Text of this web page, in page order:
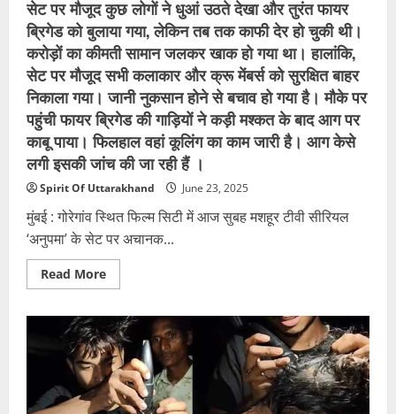
सेट पर मौजूद कुछ लोगों ने धुआं उठते देखा और तुरंत फायर
ब्रिगेड को बुलाया गया, लेकिन तब तक काफी देर हो चुकी थी।
करोड़ों का कीमती सामान जलकर खाक हो गया था। हालांकि,
सेट पर मौजूद सभी कलाकार और क्रू मेंबर्स को सुरक्षित बाहर
निकाला गया। जानी नुकसान होने से बचाव हो गया है। मौके पर
पहुंची फायर ब्रिगेड की गाड़ियों ने कड़ी मश्कत के बाद आग पर
काबू पाया। फिलहाल वहां कूलिंग का काम जारी है। आग केसे
लगी इसकी जांच की जा रही हैं ।
Spirit Of Uttarakhand June 23, 2025
मुंबई : गोरेगांव स्थित फिल्म सिटी में आज सुबह मशहूर टीवी सीरियल
‘अनुपमा’ के सेट पर अचानक...
Read MoreRead
more
गोरेगांव
स्थित
फिल्म
सिटी
में
आज
सुबह